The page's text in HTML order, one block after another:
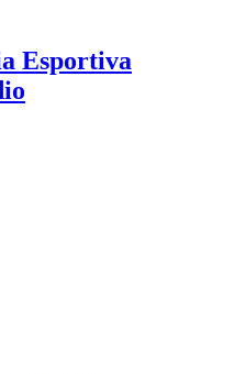
Esportiva